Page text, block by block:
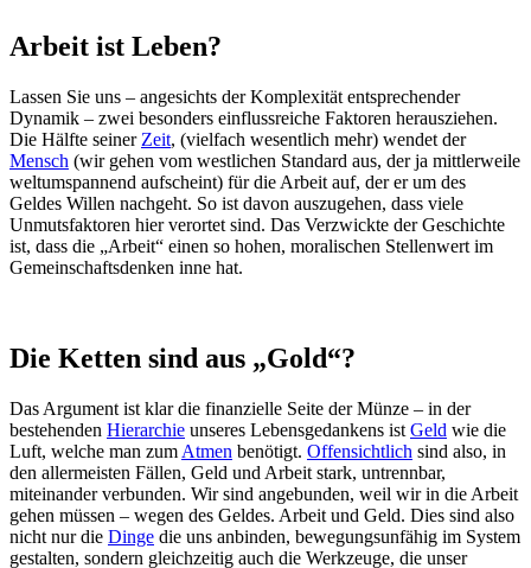
Arbeit ist Leben?
Lassen Sie uns – angesichts der Komplexität entsprechender
Dynamik – zwei besonders einflussreiche Faktoren herausziehen.
Die Hälfte seiner Zeit, (vielfach wesentlich mehr) wendet der
Mensch (wir gehen vom westlichen Standard aus, der ja mittlerweile
weltumspannend aufscheint) für die Arbeit auf, der er um des
Geldes Willen nachgeht. So ist davon auszugehen, dass viele
Unmutsfaktoren hier verortet sind. Das Verzwickte der Geschichte
ist, dass die „Arbeit“ einen so hohen, moralischen Stellenwert im
Gemeinschaftsdenken inne hat.
Die Ketten sind aus „Gold“?
Das Argument ist klar die finanzielle Seite der Münze – in der
bestehenden Hierarchie unseres Lebensgedankens ist Geld wie die
Luft, welche man zum Atmen benötigt. Offensichtlich sind also, in
den allermeisten Fällen, Geld und Arbeit stark, untrennbar,
miteinander verbunden. Wir sind angebunden, weil wir in die Arbeit
gehen müssen – wegen des Geldes. Arbeit und Geld. Dies sind also
nicht nur die Dinge die uns anbinden, bewegungsunfähig im System
gestalten, sondern gleichzeitig auch die Werkzeuge, die unser